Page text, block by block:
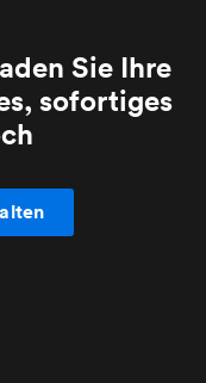
Sie Ihre
sofortiges